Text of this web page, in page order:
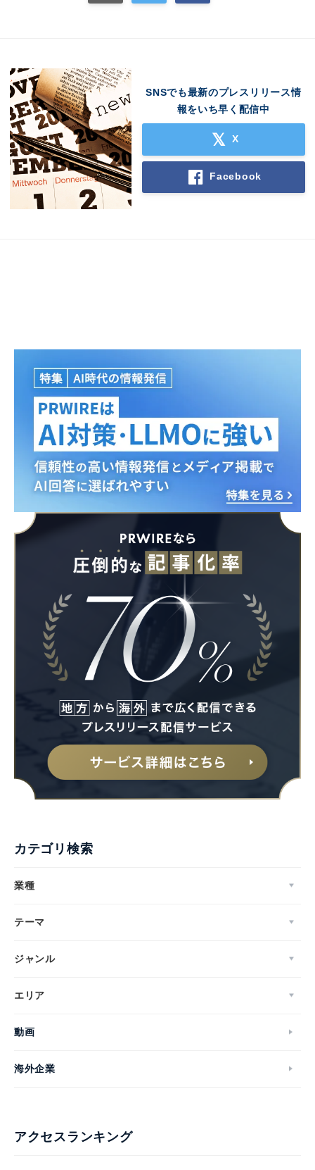
SNSでも最新のプレスリリース情
報をいち早く配信中
X
Facebook
カテゴリ検索
業種
テーマ
ジャンル
エリア
動画
海外企業
アクセスランキング